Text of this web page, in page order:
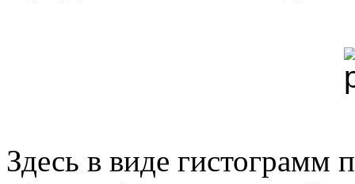
Здесь в виде гистограмм